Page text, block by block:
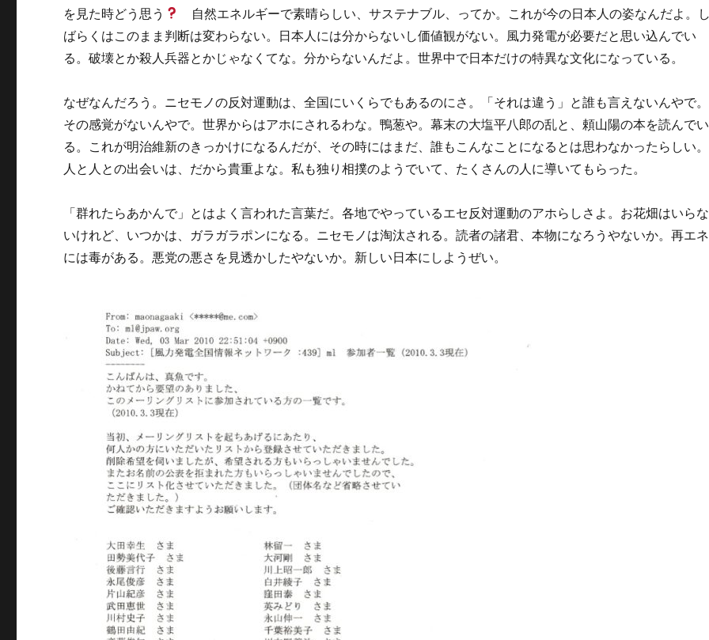
を見た時どう思う
自然エネルギーで素晴らしい、サステナブル、ってか。これが今の日本人の姿なんだよ。
ばらくはこのまま判断は変わらない。日本人には分からないし価値観がない。風力発電が必要だと思い込んでい
る。破壊とか殺人兵器とかじゃなくてな。分からないんだよ。世界中で日本だけの特異な文化になっている。
なぜなんだろう。ニセモノの反対運動は、全国にいくらでもあるのにさ。「それは違う」と誰も言えないんやで。
その感覚がないんやで。世界からはアホにされるわな。鴨葱や。幕末の大塩平八郎の乱と、頼山陽の本を読んでい
る。これが明治維新のきっかけになるんだが、その時にはまだ、誰もこんなことになるとは思わなかったらしい。
人と人との出会いは、だから貴重よな。私も独り相撲のようでいて、たくさんの人に導いてもらった。
「群れたらあかんで」とはよく言われた言葉だ。各地でやっているエセ反対運動のアホらしさよ。お花畑はいらな
いけれど、いつかは、ガラガラポンになる。ニセモノは淘汰される。読者の諸君、本物になろうやないか。再エネ
には毒がある。悪党の悪さを見透かしたやないか。新しい日本にしようぜい。